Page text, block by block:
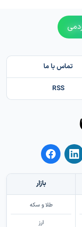
تماس با ما
RSS
بازار
طلا و سکه
ارز